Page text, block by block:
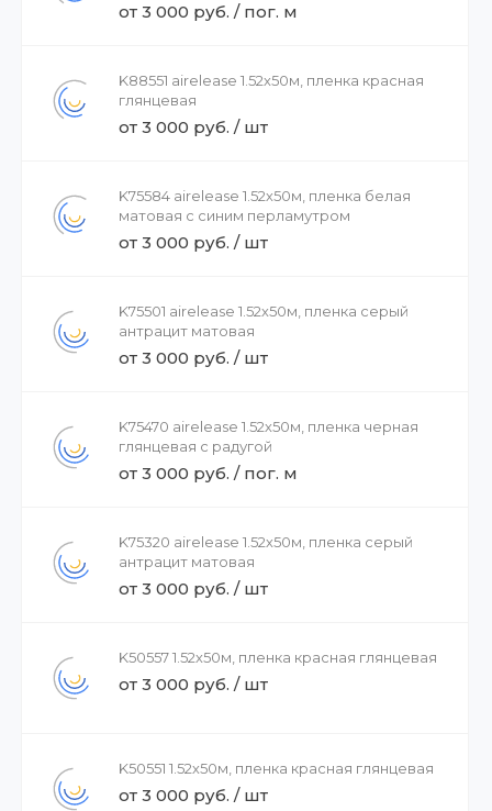
от 3 000 руб. / пог. м
K88551 airelease 1.52х50м, пленка красная
глянцевая
от 3 000 руб. / шт
K75584 airelease 1.52х50м, пленка белая
матовая с синим перламутром
от 3 000 руб. / шт
K75501 airelease 1.52х50м, пленка серый
антрацит матовая
от 3 000 руб. / шт
K75470 airelease 1.52х50м, пленка черная
глянцевая с радугой
от 3 000 руб. / пог. м
K75320 airelease 1.52х50м, пленка серый
антрацит матовая
от 3 000 руб. / шт
K50557 1.52х50м, пленка красная глянцевая
от 3 000 руб. / шт
K50551 1.52х50м, пленка красная глянцевая
от 3 000 руб. / шт